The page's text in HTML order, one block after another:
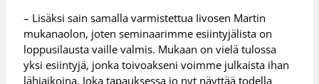
– Lisäksi sain samalla varmistettua Iivosen Martin
mukanaolon, joten seminaarimme esiintyjälista on
loppusilausta vaille valmis. Mukaan on vielä tulossa
yksi esiintyjä, jonka toivoakseni voimme julkaista ihan
lähiaikoina. Joka tapauksessa jo nyt näyttää todella